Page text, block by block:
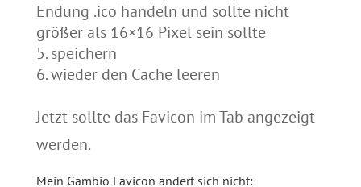
Endung .ico handeln und sollte nicht
größer als 16×16 Pixel sein sollte
speichern
wieder den Cache leeren
Jetzt sollte das Favicon im Tab angezeigt
werden.
Mein Gambio Favicon ändert sich nicht: